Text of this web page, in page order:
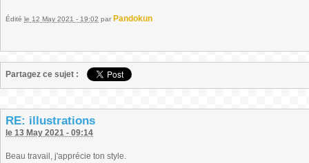
Édité le 12 May 2021 - 19:02 par Pandokun
Partagez ce sujet :
RE: illustrations
le 13 May 2021 - 09:14
Beau travail, j'apprécie ton style.